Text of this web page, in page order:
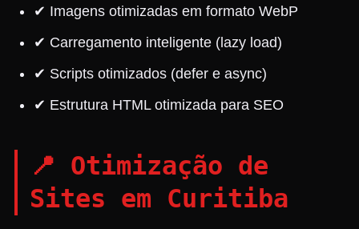
✔ Imagens otimizadas em formato WebP
✔ Carregamento inteligente (lazy load)
✔ Scripts otimizados (defer e async)
✔ Estrutura HTML otimizada para SEO
📍 Otimização de
Sites em Curitiba